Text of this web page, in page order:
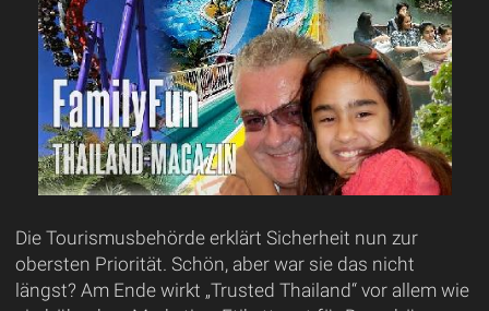
Die Tourismusbehörde erklärt Sicherheit nun zur
obersten Priorität. Schön, aber war sie das nicht
längst? Am Ende wirkt „Trusted Thailand“ vor allem wie